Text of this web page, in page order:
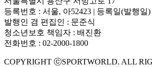
등록번호 : 서울, 아52423 | 등록일(발행일)
발행인 겸 편집인 : 문준식
청소년보호 책임자 : 배진환
전화번호 : 02-2000-1800
COPYRIGHT ⓒSPORTWORLD. ALL